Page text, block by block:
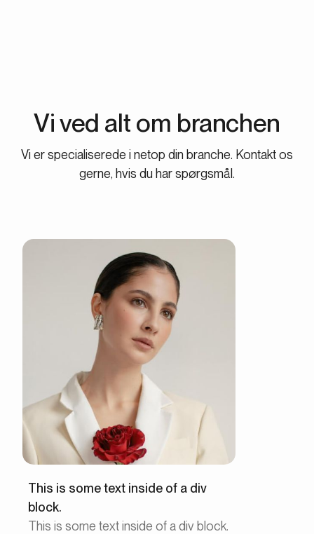
Vi ved alt om branchen
Vi er specialiserede i netop din branche. Kontakt os
gerne, hvis du har spørgsmål.
This is some text inside of a div
block.
This is some text inside of a div block.